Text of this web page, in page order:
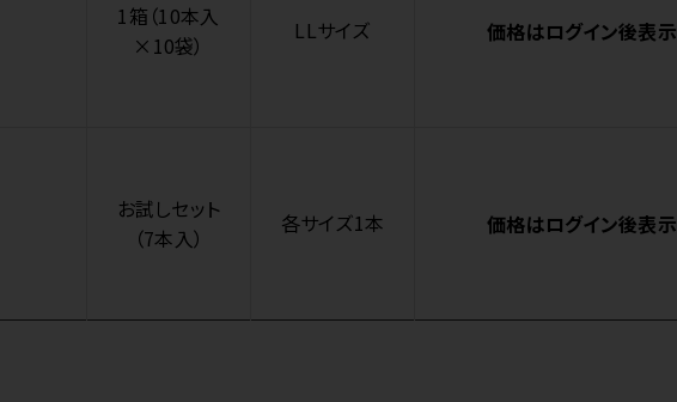
1箱（10本入
×10袋）
LLサイズ 価格はログイン後表示
お試しセット
（7本入）
各サイズ1本 価格はログイン後表示